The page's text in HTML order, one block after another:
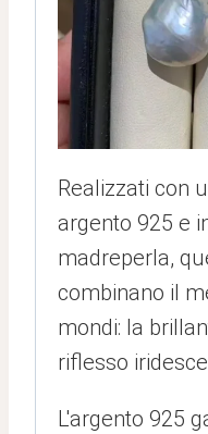
Realizzati con
argento 925 e
madreperla,
combinano il
mondi: la
riflesso
L'argento 925